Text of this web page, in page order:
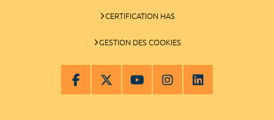
CERTIFICATION HAS
GESTION DES COOKIES